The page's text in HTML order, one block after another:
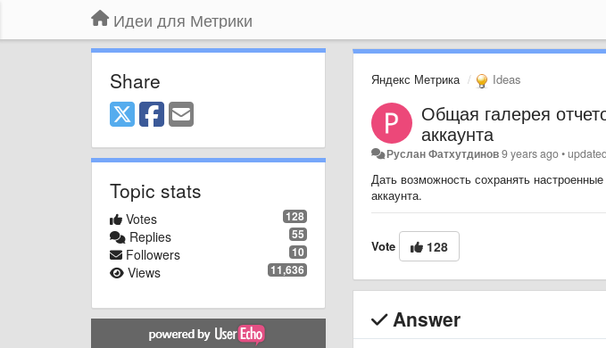
Идеи для Метрики
Share
Topic stats
128
Votes
55
Replies
10
Followers
11,636
Views
Яндекс Метрика Ideas
Общая галерея
аккаунта
Руслан Фатхутдинов9 years ago•
Дать возможность сохранять
аккаунта.
Vote 128
Answer